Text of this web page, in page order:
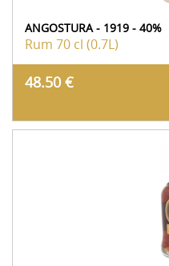
ANGOSTURA - 1919 - 40%
Rum 70 cl (0.7L)
48.50 €